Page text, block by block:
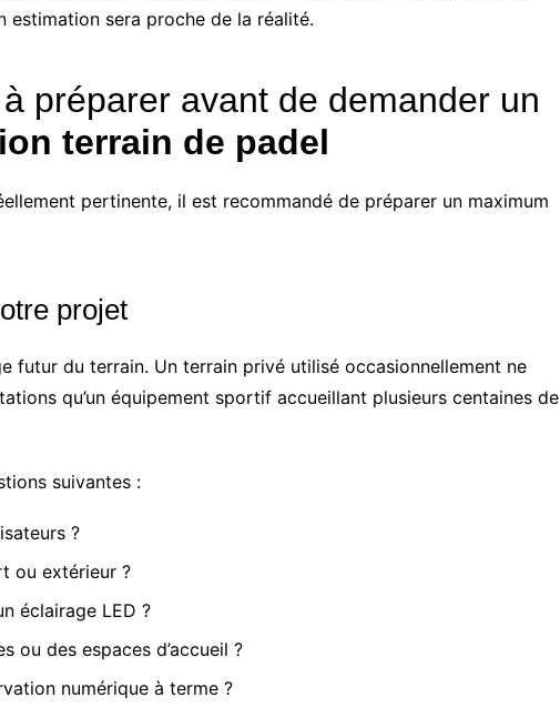
estimation sera proche de la réalité.
préparer avant de demander un
terrain de padel
pertinente, il est recommandé de préparer un maximum
projet
futur du terrain. Un terrain privé utilisé occasionnellement ne
qu’un équipement sportif accueillant plusieurs centaines de
suivantes :
?
ou extérieur ?
éclairage LED ?
ou des espaces d’accueil ?
numérique à terme ?